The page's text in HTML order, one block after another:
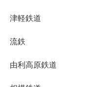
津軽鉄道
流鉄
由利高原鉄道